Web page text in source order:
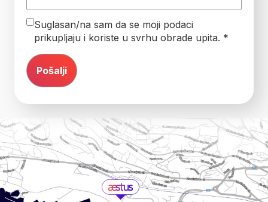
Suglasan/na sam da se moji podaci
prikupljaju i koriste u svrhu obrade upita. *